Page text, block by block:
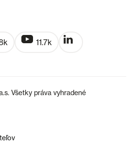
11.7k
Všetky práva vyhradené